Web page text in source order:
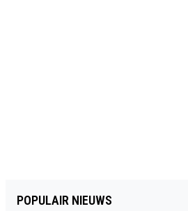
POPULAIR NIEUWS